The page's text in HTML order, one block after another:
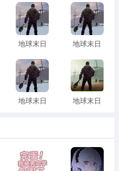
，你距离常胜将军已经不远
地球末日
器
地球末日
下载
地球末日
地球末日
买安卓